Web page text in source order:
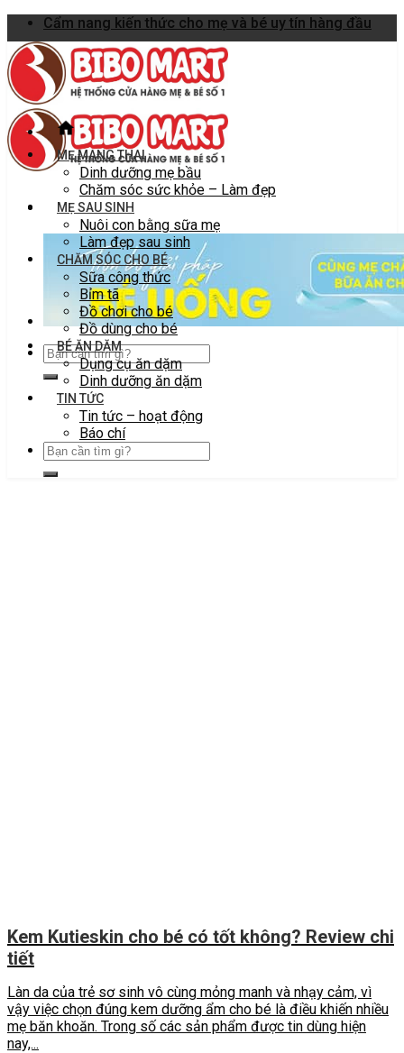
Skip
to
content
Cẩm nang kiến thức cho mẹ và bé uy tín hàng đầu
MẸ MANG THAI
Dinh dưỡng mẹ bầu
Chăm sóc sức khỏe – Làm đẹp
MẸ SAU SINH
Nuôi con bằng sữa mẹ
Làm đẹp sau sinh
CHĂM SÓC CHO BÉ
Sữa công thức
Bỉm tã
Đồ chơi cho bé
Đồ dùng cho bé
BÉ ĂN DẶM
Dụng cụ ăn dặm
Dinh dưỡng ăn dặm
TIN TỨC
Tin tức – hoạt động
Báo chí
Kem Kutieskin cho bé có tốt không? Review chi
tiết
Làn da của trẻ sơ sinh vô cùng mỏng manh và nhạy cảm, vì
vậy việc chọn đúng kem dưỡng ẩm cho bé là điều khiến nhiều
mẹ băn khoăn. Trong số các sản phẩm được tin dùng hiện
nay,...